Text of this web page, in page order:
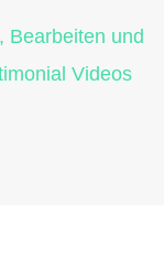
Bearbeiten und
Videos